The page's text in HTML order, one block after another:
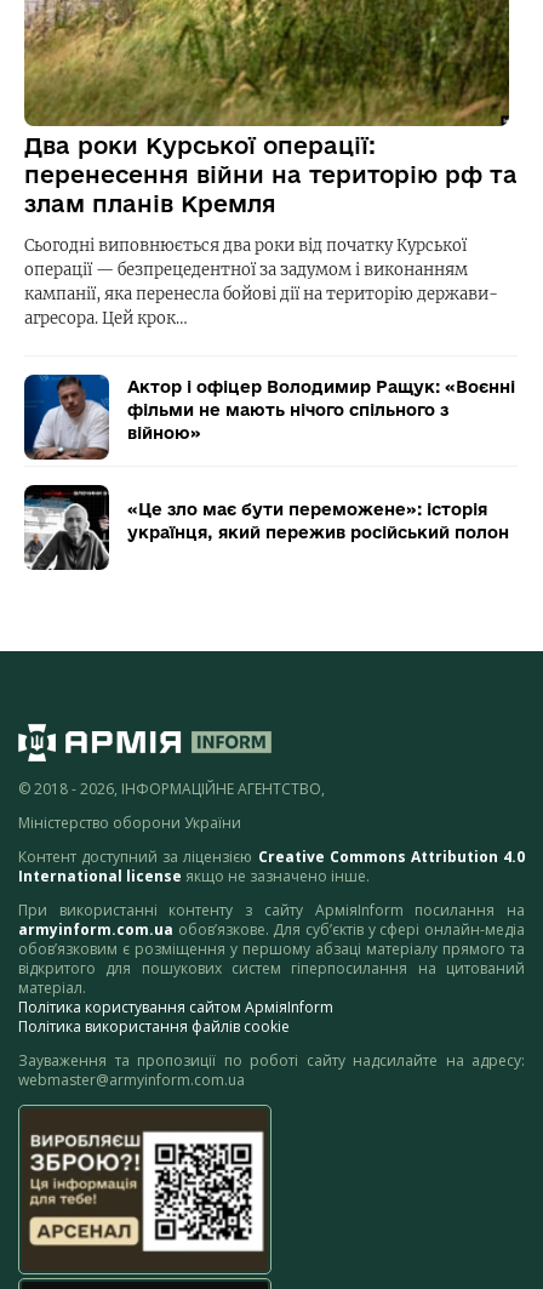
Два роки Курської операції:
перенесення війни на територію рф та
злам планів Кремля
Сьогодні виповнюється два роки від початку Курської
операції — безпрецедентної за задумом і виконанням
кампанії, яка перенесла бойові дії на територію держави-
агресора. Цей крок…
Актор і офіцер Володимир Ращук: «Воєнні
фільми не мають нічого спільного з
війною»
«Це зло має бути переможене»: історія
українця, який пережив російський полон
© 2018 - 2026, ІНФОРМАЦІЙНЕ АГЕНТСТВО,
Міністерство оборони України
Контент доступний за ліцензією Creative Commons Attribution 4.0
International license якщо не зазначено інше.
При використанні контенту з сайту АрміяInform посилання на
armyinform.com.ua обов’язкове. Для суб’єктів у сфері онлайн-медіа
обов’язковим є розміщення у першому абзаці матеріалу прямого та
відкритого для пошукових систем гіперпосилання на цитований
матеріал.
Політика користування сайтом АрміяInform
Політика використання файлів cookie
Зауваження та пропозиції по роботі сайту надсилайте на адресу:
webmaster@armyinform.com.ua